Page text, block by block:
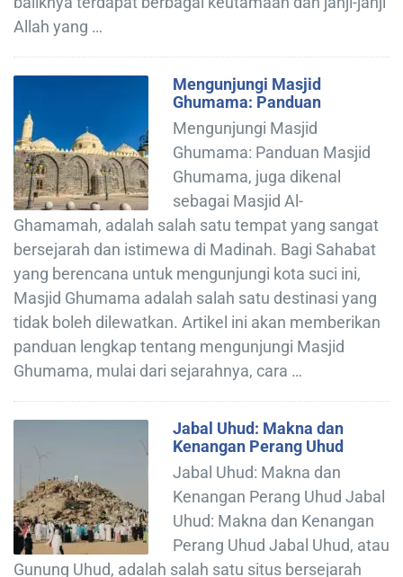
Allah yang …
Mengunjungi Masjid
Ghumama: Panduan
Mengunjungi Masjid
Ghumama: Panduan Masjid
Ghumama, juga dikenal
sebagai Masjid Al-
Ghamamah, adalah salah satu tempat yang sangat
bersejarah dan istimewa di Madinah. Bagi Sahabat
yang berencana untuk mengunjungi kota suci ini,
Masjid Ghumama adalah salah satu destinasi yang
tidak boleh dilewatkan. Artikel ini akan memberikan
panduan lengkap tentang mengunjungi Masjid
Ghumama, mulai dari sejarahnya, cara …
Jabal Uhud: Makna dan
Kenangan Perang Uhud
Jabal Uhud: Makna dan
Kenangan Perang Uhud Jabal
Uhud: Makna dan Kenangan
Perang Uhud Jabal Uhud, atau
Gunung Uhud, adalah salah satu situs bersejarah